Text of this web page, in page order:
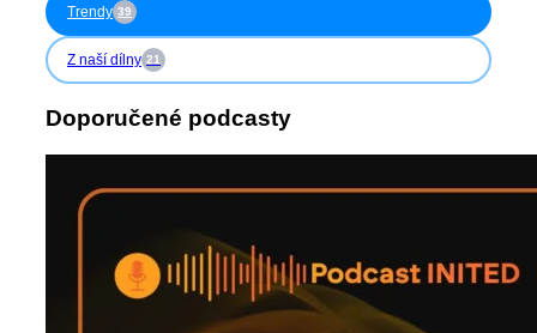
Trendy 39
Z naší dílny 21
Doporučené podcasty